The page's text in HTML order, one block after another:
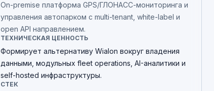
On-premise платформа GPS/ГЛОНАСС-мониторинга и
управления автопарком с multi-tenant, white-label и
open API направлением.
ТЕХНИЧЕСКАЯ ЦЕННОСТЬ
Формирует альтернативу Wialon вокруг владения
данными, модульных fleet operations, AI-аналитики и
self-hosted инфраструктуры.
СТЕК